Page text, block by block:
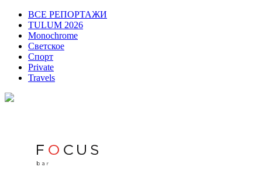
ВСЕ РЕПОРТАЖИ
TULUM 2026
Monochrome
Светское
Спорт
Private
Travels